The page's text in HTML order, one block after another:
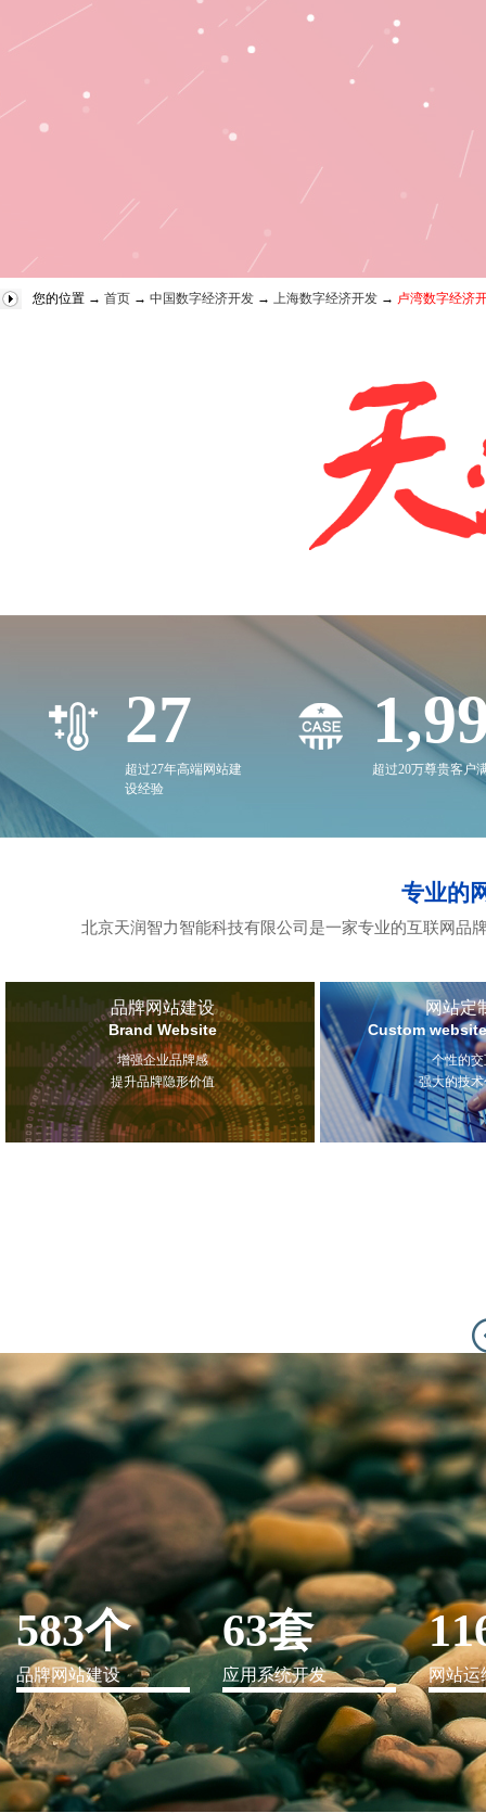
您的位置 → 首页 → 中国数字经济开发 → 上海数字经济开发 → 卢湾数字经济
27
超过27年高端网站建
设经验
超过20万尊贵客户
专业的
北京天润智力智能科技有限公司是一家专业的互联网品
品牌网站建设
Brand Website
增强企业品牌感
提升品牌隐形价值
网站定
Custom
个性的
强大的技
IT行业解决方案
信息爆炸时代，信息传递是否做到更新、更全、更
快
583个
品牌网站建设
63套
应用系统开发 网站运